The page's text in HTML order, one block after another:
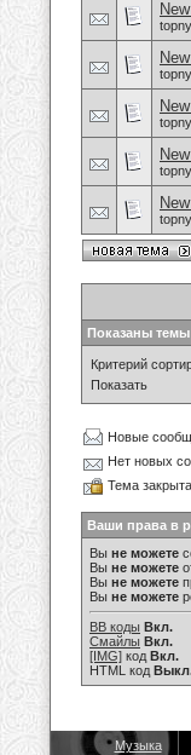
Показаны темы
Критерий
Показать
Новые
Нет новых
Тема закрыта
Ваши права в
Вы не можете
Вы не можете
Вы не можете
Вы не можете
BB коды Вкл.
Смайлы Вкл.
[IMG] код Вкл.
HTML код
Музыка